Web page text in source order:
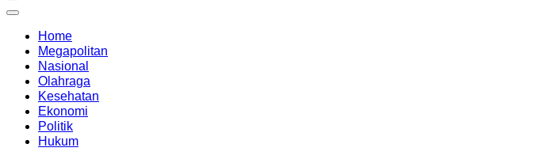
Home
Megapolitan
Nasional
Olahraga
Kesehatan
Ekonomi
Politik
Hukum